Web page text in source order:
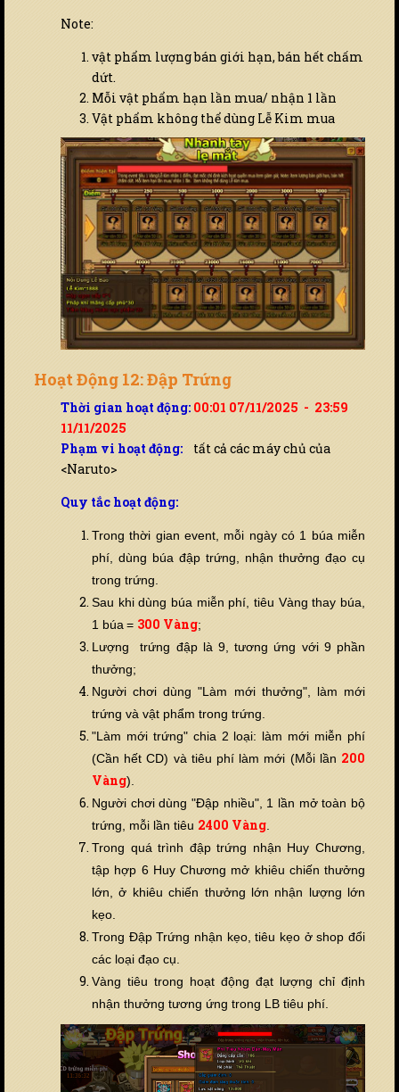
Note:
vật phẩm lượng bán giới hạn, bán hết chấm
dứt.
Mỗi vật phẩm hạn lần mua/ nhận 1 lần
Vật phẩm không thể dùng Lễ Kim mua
Hoạt Động 12: Đập Trứng
Thời gian hoạt động: 00:01 07/11/2025 - 23:59
11/11/2025
Phạm vi hoạt động: tất cả các máy chủ của
<Naruto>
Quy tắc hoạt động:
Trong thời gian event, mỗi ngày có 1 búa miễn
phí, dùng búa đập trứng, nhận thưởng đạo cụ
trong trứng.
Sau khi dùng búa miễn phí, tiêu Vàng thay búa,
1 búa = 300 Vàng;
Lượng trứng đập là 9, tương ứng với 9 phần
thưởng;
Người chơi dùng "Làm mới thưởng", làm mới
trứng và vật phẩm trong trứng.
"Làm mới trứng" chia 2 loại: làm mới miễn phí
(Cần hết CD) và tiêu phí làm mới (Mỗi lần 200
Vàng).
Người chơi dùng "Đập nhiều", 1 lần mở toàn bộ
trứng, mỗi lần tiêu 2400 Vàng
Trong quá trình đập trứng nhận Huy Chương,
tập hợp 6 Huy Chương mở khiêu chiến thưởng
lớn, ở khiêu chiến thưởng lớn nhận lượng lớn
kẹo.
Trong Đập Trứng nhận kẹo, tiêu kẹo ở shop đổi
các loại đạo cụ.
Vàng tiêu trong hoạt động đạt lượng chỉ định
nhận thưởng tương ứng trong LB tiêu phí.